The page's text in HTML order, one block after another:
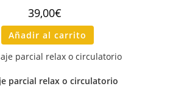
39,00€
Añadir al carrito
parcial relax o circulatorio